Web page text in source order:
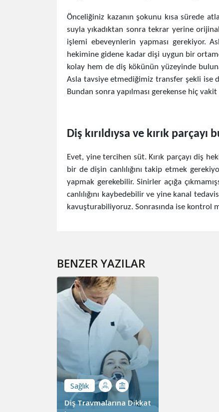
Önceliğiniz kazanın şokunu kısa sürede
suyla yıkadıktan sonra tekrar yerine
işlemi ebeveynlerin yapması gerekiyor.
hekimine gidene kadar dişi uygun bir
kolay hem de diş kökünün yüzeyinde
Asla tavsiye etmediğimiz transfer şekli ise
Bundan sonra yapılması gerekense hiç
Diş kırıldıysa ve kırık
Evet, yine tercihen süt. Kırık parçayı diş
bir de dişin canlılığını takip etmek
yapmak gerekebilir. Sinirler açığa
canlılığını kaybedebilir ve yine kanal
kavuşturabiliyoruz. Sonrasında ise kontrol
BENZER YAZILAR
Sağlık
Diş Travmalarına Dikkat